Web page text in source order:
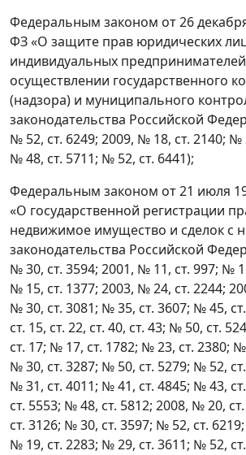
Федеральным законом от 26
ФЗ «О защите прав юридических
индивидуальных
осуществлении государственного
(надзора) и муниципального
законодательства Российской
№ 52, ст. 6249; 2009, № 18, ст. 2140; №
№ 48, ст. 5711; № 52, ст. 6441);
Федеральным законом от 21 июля
«О государственной регистрации
недвижимое имущество и сделок с
законодательства Российской
№ 30, ст. 3594; 2001, № 11, ст. 997; №
№ 15, ст. 1377; 2003, № 24, ст. 2244;
№ 30, ст. 3081; № 35, ст. 3607; № 45,
ст. 15, ст. 22, ст. 40, ст. 43; № 50, ст.
ст. 17; № 17, ст. 1782; № 23, ст. 2380;
№ 30, ст. 3287; № 50, ст. 5279; № 52,
№ 31, ст. 4011; № 41, ст. 4845; № 43,
ст. 5553; № 48, ст. 5812; 2008, № 20,
ст. 3126; № 30, ст. 3597; № 52, ст.
№ 19, ст. 2283; № 29, ст. 3611; № 52,